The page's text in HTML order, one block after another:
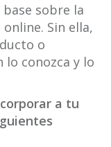
sobre la
Sin ella,
o
lo conozca y lo
a tu